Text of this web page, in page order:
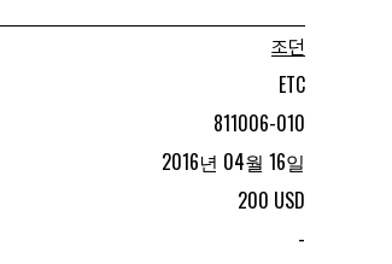
조던
ETC
811006-010
2016년 04월 16일
200 USD
-